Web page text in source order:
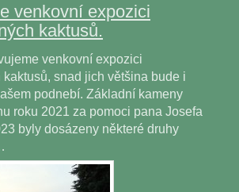
venkovní expozici
kaktusů.
venkovní expozici
kaktusů, snad jich většina bude i
podnebí. Základní kameny
roku 2021 za pomoci pana Josefa
byly dosázeny některé druhy